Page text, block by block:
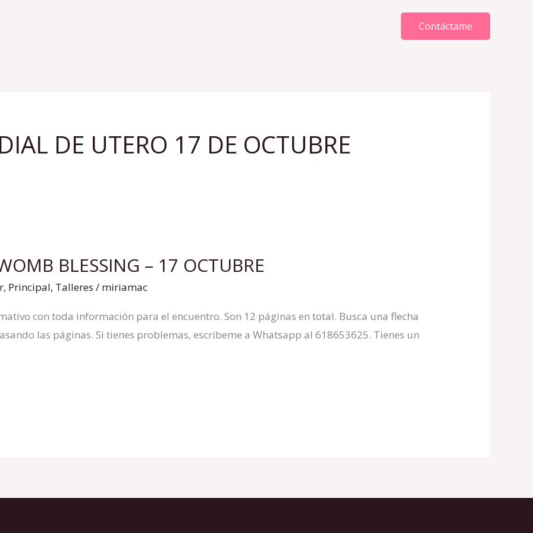
Contáctame
DE UTERO 17 DE OCTUBRE
BLESSING – 17 OCTUBRE
, Principal, Talleres / miriamac
con toda información para el encuentro. Son 12 páginas en total. Busca una flecha
las páginas. Si tienes problemas, escríbeme a Whatsapp al 618653625. Tienes un